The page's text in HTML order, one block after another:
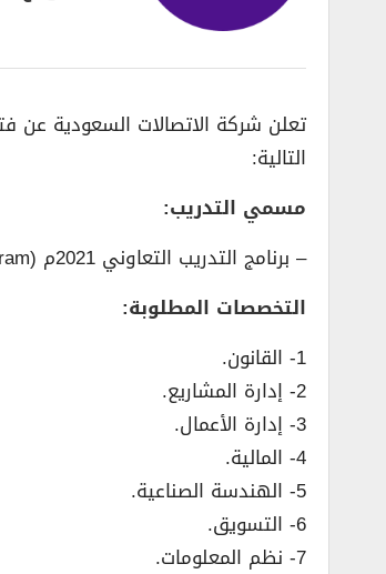
تعلن شركة الاتصالات السعودية عن
التالية:
مسمي التدريب:
– برنامج التدريب التعاوني 2021م (STC Coop program).
التخصصات المطلوبة:
1- القانون.
2- إدارة المشاريع.
3- إدارة الأعمال.
4- المالية.
5- الهندسة الصناعية.
6- التسويق.
7- نظم المعلومات.